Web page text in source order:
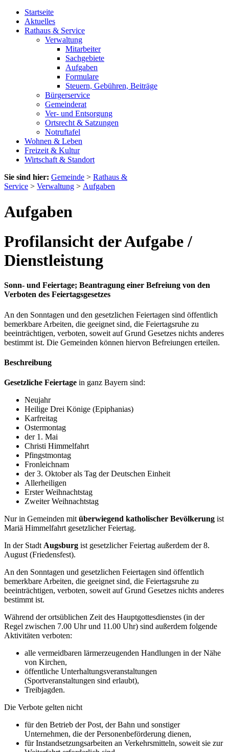
Startseite
Aktuelles
Rathaus & Service
Verwaltung
Mitarbeiter
Sachgebiete
Aufgaben
Formulare
Steuern, Gebühren, Beiträge
Bürgerservice
Gemeinderat
Ver- und Entsorgung
Ortsrecht & Satzungen
Notruftafel
Wohnen & Leben
Freizeit & Kultur
Wirtschaft & Standort
Sie sind hier: Gemeinde > Rathaus &
Service > Verwaltung > Aufgaben
Aufgaben
Profilansicht der Aufgabe /
Dienstleistung
Sonn- und Feiertage; Beantragung einer Befreiung von den
Verboten des Feiertagsgesetzes
An den Sonntagen und den gesetzlichen Feiertagen sind öffentlich
bemerkbare Arbeiten, die geeignet sind, die Feiertagsruhe zu
beeinträchtigen, verboten, soweit auf Grund Gesetzes nichts anderes
bestimmt ist. Die Gemeinden können hiervon Befreiungen erteilen.
Beschreibung
Gesetzliche Feiertage in ganz Bayern sind:
Neujahr
Heilige Drei Könige (Epiphanias)
Karfreitag
Ostermontag
der 1. Mai
Christi Himmelfahrt
Pfingstmontag
Fronleichnam
der 3. Oktober als Tag der Deutschen Einheit
Allerheiligen
Erster Weihnachtstag
Zweiter Weihnachtstag
Nur in Gemeinden mit überwiegend katholischer Bevölkerung ist
Mariä Himmelfahrt gesetzlicher Feiertag.
In der Stadt Augsburg ist gesetzlicher Feiertag außerdem der 8.
August (Friedensfest).
An den Sonntagen und gesetzlichen Feiertagen sind öffentlich
bemerkbare Arbeiten, die geeignet sind, die Feiertagsruhe zu
beeinträchtigen, verboten, soweit auf Grund Gesetzes nichts anderes
bestimmt ist.
Während der ortsüblichen Zeit des Hauptgottesdienstes (in der
Regel zwischen 7.00 Uhr und 11.00 Uhr) sind außerdem folgende
Aktivitäten verboten:
alle vermeidbaren lärmerzeugenden Handlungen in der Nähe
von Kirchen,
öffentliche Unterhaltungsveranstaltungen
(Sportveranstaltungen sind erlaubt),
Treibjagden.
Die Verbote gelten nicht
für den Betrieb der Post, der Bahn und sonstiger
Unternehmen, die der Personenbeförderung dienen,
für Instandsetzungsarbeiten an Verkehrsmitteln, soweit sie zur